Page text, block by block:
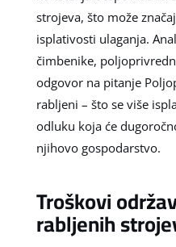
strojeva, što može
isplativosti ulaganja.
čimbenike,
odgovor na pitanje
rabljeni – što se više
odluku koja će
njihovo gospodarstvo.
Troškovi
rabljenih